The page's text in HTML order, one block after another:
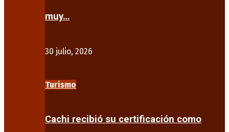
muy…
30 julio, 2026
Turismo
Cachi recibió su certificación como